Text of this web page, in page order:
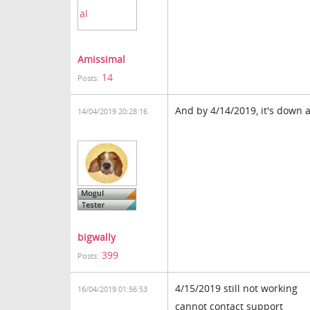
Amissimal
Posts: 14
14/04/2019 20:28:16
bigwally
Posts: 399
And by 4/14/2019, it's down
16/04/2019 01:56:53
4/15/2019 still not working
cannot contact support